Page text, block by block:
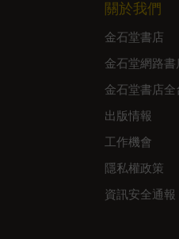
關於我們
金石堂書店
金石堂網路書
金石堂書店全
出版情報
工作機會
隱私權政策
資訊安全通報